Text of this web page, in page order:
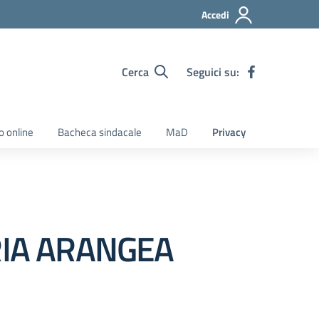
Accedi
Cerca Seguici su:
online Bacheca sindacale MaD Privacy
ARANGEA